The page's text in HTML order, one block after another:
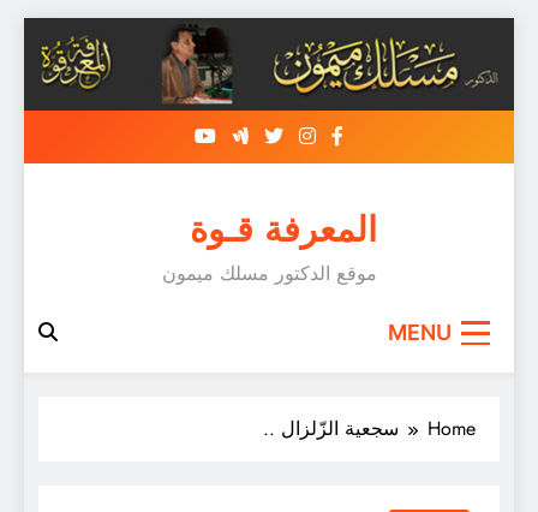
content
المعرفة قـوة
موقع الدكتور مسلك ميمون
MENU
Home سجعية الزّلزال ..